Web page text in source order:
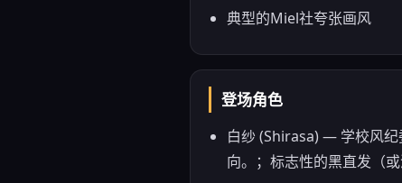
典型的Miel社夸张画风
登场角色
白纱 (Shirasa) — 学校风
向。；标志性的黑直发（